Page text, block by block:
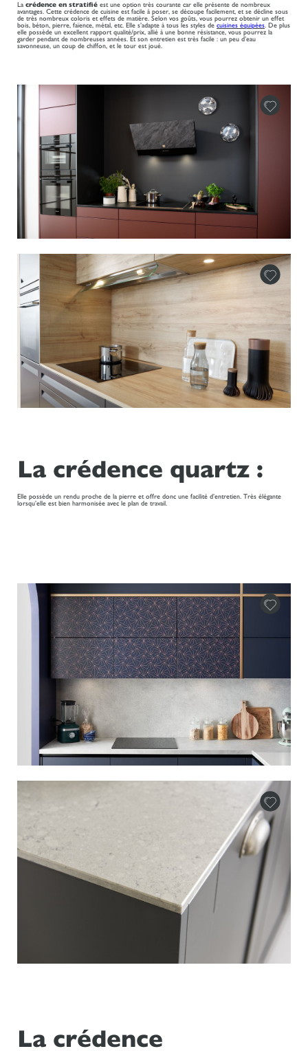
La crédence en stratifié est une option très courante car elle présente de nombreux
avantages. Cette crédence de cuisine est facile à poser, se découpe facilement, et se décline sous
de très nombreux coloris et effets de matière. Selon vos goûts, vous pourrez obtenir un effet
bois, béton, pierre, faïence, métal, etc. Elle s’adapte à tous les styles decuisines équipées. De plus
elle possède un excellent rapport qualité/prix, allié à une bonne résistance, vous pourrez la
garder pendant de nombreuses années. Et son entretien est très facile : un peu d’eau
savonneuse, un coup de chiffon, et le tour est joué.
La crédence quartz :
Elle possède un rendu proche de la pierre et offre donc une facilité d’entretien. Très élégante
lorsqu’elle est bien harmonisée avec le plan de travail.
La crédence